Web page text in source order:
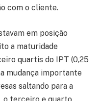
com o cliente.
em posição
a maturidade
quartis do IPT (0,25
mudança importante
saltando para a